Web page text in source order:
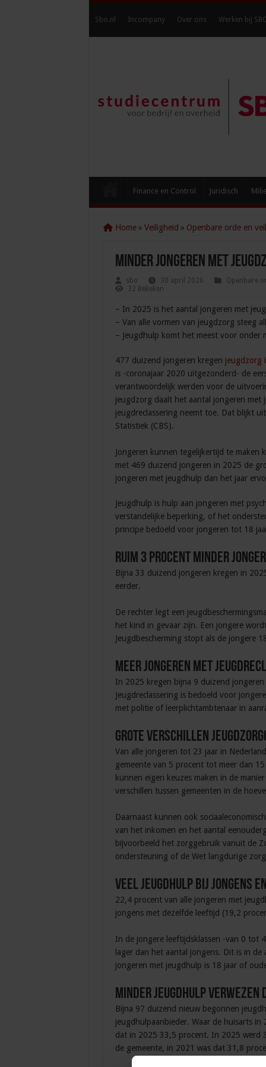
Sbo.nl Incompany Over ons Werken bij
Finance en Control Juridisch
Home » Veiligheid » Openbare orde en
Minder jongeren met
sbo 30 april 2026 Openbare
32 Bekeken
– In 2025 is het aantal jongeren met
– Van alle vormen van jeugdzorg steeg
– Jeugdhulp komt het meest voor onder
477 duizend jongeren kregen jeugdzorg
is -coronajaar 2020 uitgezonderd- de
verantwoordelijk werden voor de
jeugdzorg daalt het aantal jongeren met
jeugdreclassering neemt toe. Dat blijkt uit
Statistiek (CBS).
Jongeren kunnen tegelijkertijd te maken
met 469 duizend jongeren in 2025 de
jongeren met jeugdhulp dan het jaar
Jeugdhulp is hulp aan jongeren met
verstandelijke beperking, of het
principe bedoeld voor jongeren tot 18
Ruim 3 procent minder
Bijna 33 duizend jongeren kregen in
eerder.
De rechter legt een
het kind in gevaar zijn. Een jongere
Jeugdbescherming stopt als de jongere
Meer jongeren met
In 2025 kregen bijna 9 duizend jongeren
Jeugdreclassering is bedoeld voor
met politie of leerplichtambtenaar in
Grote verschillen
Van alle jongeren tot 23 jaar in
gemeente van 5 procent tot meer dan
kunnen eigen keuzes maken in de
verschillen tussen gemeenten in de
Daarnaast kunnen ook
van het inkomen en het aantal
bijvoorbeeld het zorggebruik vanuit de
ondersteuning of de Wet langdurige
Veel jeugdhulp bij jongens
22,4 procent van alle jongeren met
jongens met dezelfde leeftijd (19,2
In de jongere leeftijdsklassen -van 0 tot
lager dan het aantal jongens. Dit is in
jongeren met jeugdhulp is 18 jaar of
Minder jeugdhulp verwezen
Bijna 97 duizend nieuw begonnen
jeugdhulpaanbieder. Waar de huisarts
dat in 2025 33,5 procent. In 2025 werd
de gemeente, in 2021 was dat 31,8